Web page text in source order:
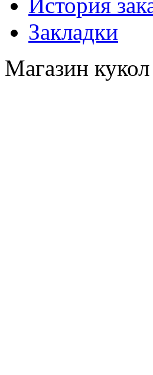
Закладки
Магазин